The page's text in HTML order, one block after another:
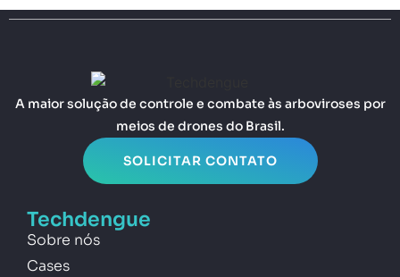
A maior solução de controle e combate às arboviroses por
meios de drones do Brasil.
SOLICITAR CONTATO
Techdengue
Sobre nós
Cases